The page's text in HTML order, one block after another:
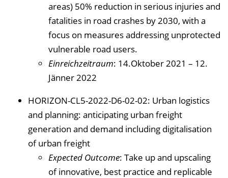
areas) 50% reduction in serious injuries and
fatalities in road crashes by 2030, with a
focus on measures addressing unprotected
vulnerable road users.
Einreichzeitraum: 14.Oktober 2021 – 12.
Jänner 2022
HORIZON-CL5-2022-D6-02-02: Urban logistics
and planning: anticipating urban freight
generation and demand including digitalisation
of urban freight
Expected Outcome: Take up and upscaling
of innovative, best practice and replicable